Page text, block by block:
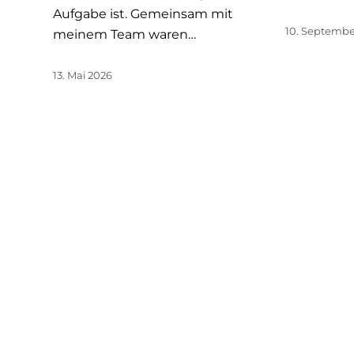
Aufgabe ist. Gemeinsam mit
meinem Team waren…
13. Mai 2026
10.